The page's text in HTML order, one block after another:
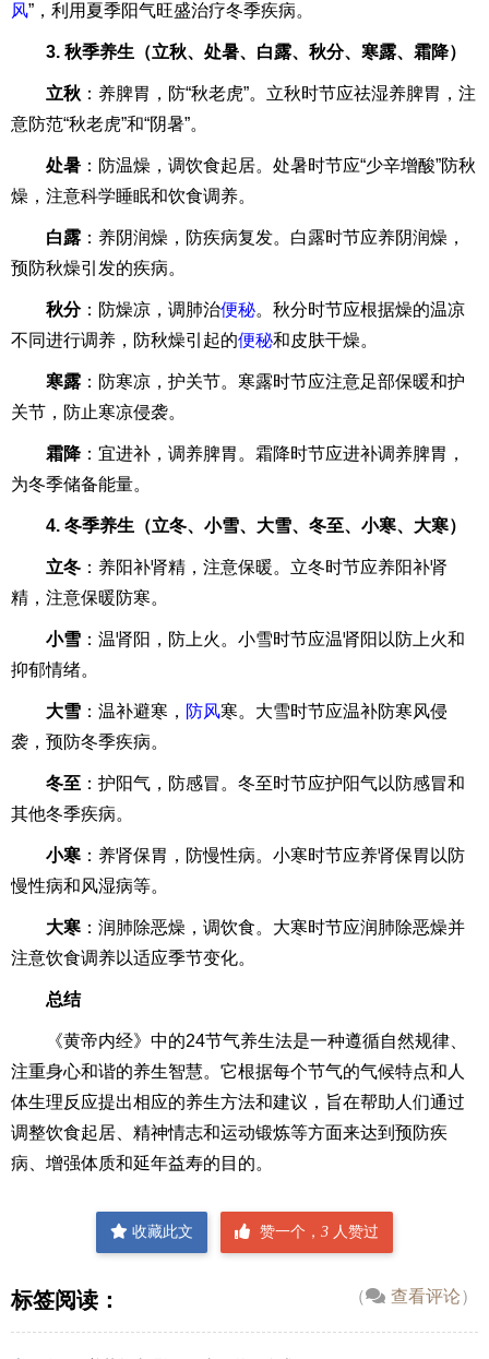
风”，利用夏季阳气旺盛治疗冬季疾病。
3. 秋季养生（立秋、处暑、白露、秋分、寒露、霜降）
立秋 ：养脾胃，防“秋老虎”。立秋时节应祛湿养脾胃，注
意防范“秋老虎”和“阴暑”。
处暑 ：防温燥，调饮食起居。处暑时节应“少辛增酸”防秋
燥，注意科学睡眠和饮食调养。
白露 ：养阴润燥，防疾病复发。白露时节应养阴润燥，
预防秋燥引发的疾病。
秋分：防燥凉，调肺治便秘。秋分时节应根据燥的温凉
不同进行调养，防秋燥引起的便秘和皮肤干燥。
寒露 ：防寒凉，护关节。寒露时节应注意足部保暖和护
关节，防止寒凉侵袭。
霜降：宜进补，调养脾胃。霜降时节应进补调养脾胃，
为冬季储备能量。
4. 冬季养生（立冬、小雪、大雪、冬至、小寒、大寒）
立冬 ：养阳补肾精，注意保暖。立冬时节应养阳补肾
精，注意保暖防寒。
小雪 ：温肾阳，防上火。小雪时节应温肾阳以防上火和
抑郁情绪。
大雪 ：温补避寒， 防风寒。大雪时节应温补防寒风侵
袭，预防冬季疾病。
冬至 ：护阳气，防感冒。冬至时节应护阳气以防感冒和
其他冬季疾病。
小寒 ：养肾保胃，防慢性病。小寒时节应养肾保胃以防
慢性病和风湿病等。
大寒 ：润肺除恶燥，调饮食。大寒时节应润肺除恶燥并
注意饮食调养以适应季节变化。
总结
《黄帝内经》中的24节气养生法是一种遵循自然规律、
注重身心和谐的养生智慧。它根据每个节气的气候特点和人
体生理反应提出相应的养生方法和建议，旨在帮助人们通过
调整饮食起居、精神情志和运动锻炼等方面来达到预防疾
病、增强体质和延年益寿的目的。
收藏此文 赞一个，3 人赞过
（ 查看评论）
标签阅读：